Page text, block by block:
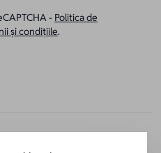
- Politica de
și condițiile.